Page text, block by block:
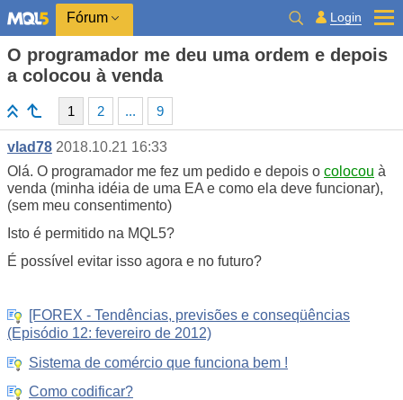
Fórum Login
O programador me deu uma ordem e depois
a colocou à venda
1 2 ... 9
vlad78 2018.10.21 16:33
Olá. O programador me fez um pedido e depois o colocou à
venda (minha idéia de uma EA e como ela deve funcionar),
(sem meu consentimento)
Isto é permitido na MQL5?
É possível evitar isso agora e no futuro?
[FOREX - Tendências, previsões e conseqüências
(Episódio 12: fevereiro de 2012)
Sistema de comércio que funciona bem !
Como codificar?